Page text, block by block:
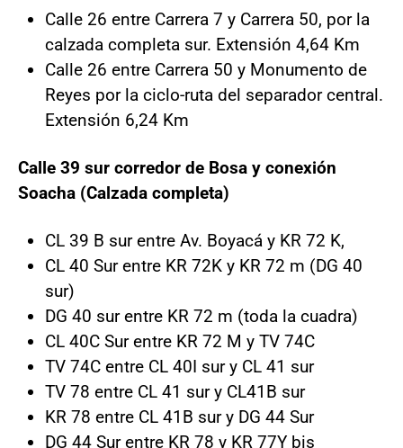
Calle 26 entre Carrera 7 y Carrera 50, por la
calzada completa sur. Extensión 4,64 Km
Calle 26 entre Carrera 50 y Monumento de
Reyes por la ciclo-ruta del separador central.
Extensión 6,24 Km
Calle 39 sur corredor de Bosa y conexión
Soacha (Calzada completa)
CL 39 B sur entre Av. Boyacá y KR 72 K,
CL 40 Sur entre KR 72K y KR 72 m (DG 40
sur)
DG 40 sur entre KR 72 m (toda la cuadra)
CL 40C Sur entre KR 72 M y TV 74C
TV 74C entre CL 40I sur y CL 41 sur
TV 78 entre CL 41 sur y CL41B sur
KR 78 entre CL 41B sur y DG 44 Sur
DG 44 Sur entre KR 78 y KR 77Y bis